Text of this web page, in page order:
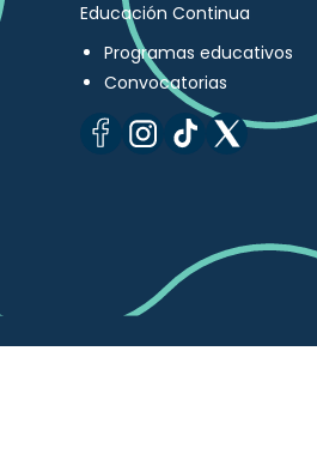
Educación Continua
Programas educativos
Convocatorias